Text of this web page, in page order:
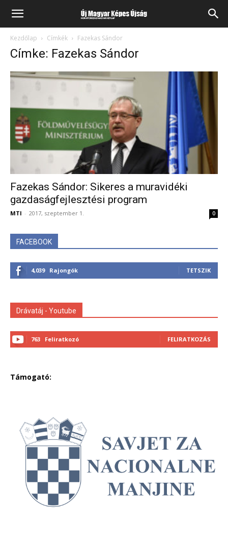
Kezdőlap Címkék Fazekas Sándor
Címke: Fazekas Sándor
Fazekas Sándor: Sikeres a muravidéki
gazdaságfejlesztési program
MTI - 2017, szeptember 1. 0
FACEBOOK
4,039 Rajongók TETSZIK
Drávatáj - Youtube
763 Feliratkozó FELIRATKOZÁS
Támogató: